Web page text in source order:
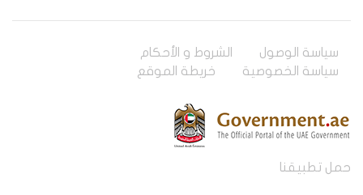
سياسة الوصول
الشروط و الأحكام
سياسة الخصوصية
خريطة الموقع
حمل تطبيقنا